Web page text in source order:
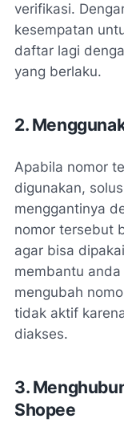
verifikasi.
kesempatan
daftar lagi
yang berlaku.
2.
Apabila nomor
digunakan,
menggantinya
nomor tersebut
agar bisa
membantu
mengubah
tidak aktif
diakses.
3.
Shopee